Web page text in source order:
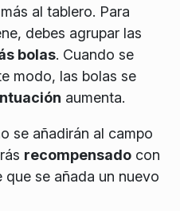
al tablero. Para
debes agrupar las
bolas. Cuando se
modo, las bolas se
aumenta.
se añadirán al campo
recompensadocon
se añada un nuevo